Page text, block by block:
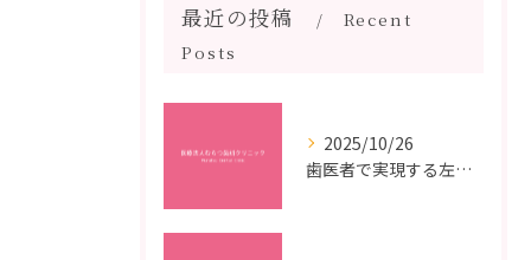
最近の投稿
Recent
Posts
2025/10/26
歯医者で実現する左右対称治療のポイントと矯正治療選びの疑問解決ガイド